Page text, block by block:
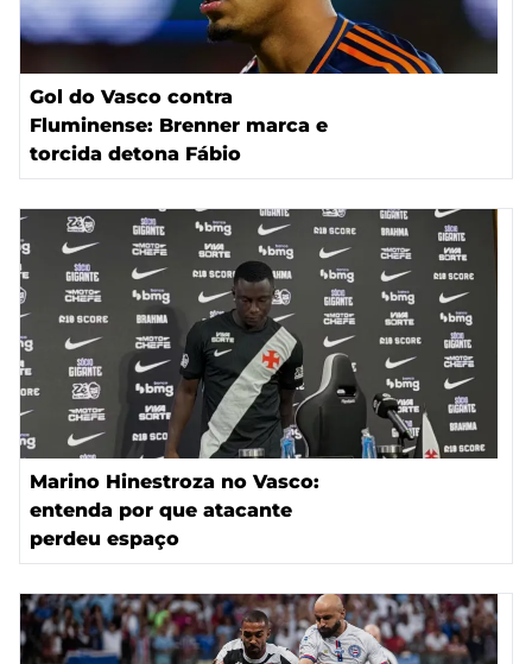
Gol do Vasco contra
Fluminense: Brenner marca e
torcida detona Fábio
Marino Hinestroza no Vasco:
entenda por que atacante
perdeu espaço